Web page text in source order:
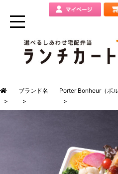
ブランド名 Porter Bonheur（ポ